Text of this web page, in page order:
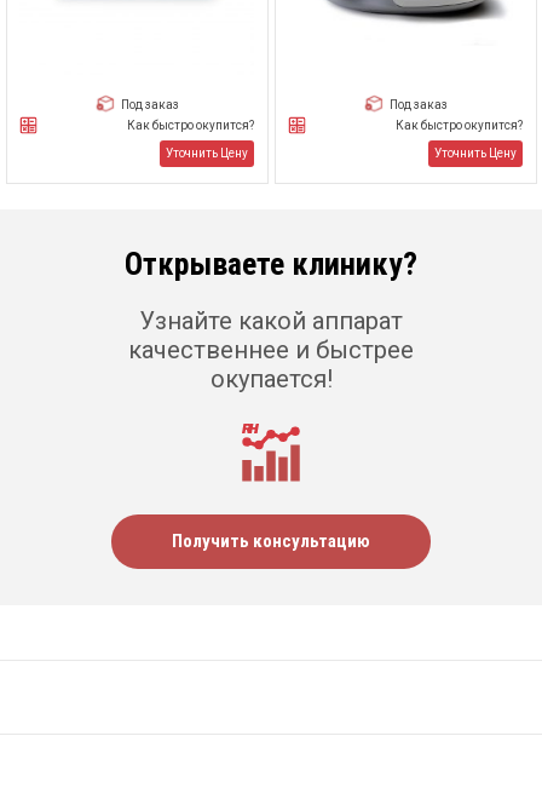
Под заказ
Как быстро окупится?
Уточнить Цену
Под заказ
Как быстро окупится?
Уточнить Цену
Открываете клинику?
Узнайте какой аппарат
качественнее и быстрее
окупается!
Получить консультацию